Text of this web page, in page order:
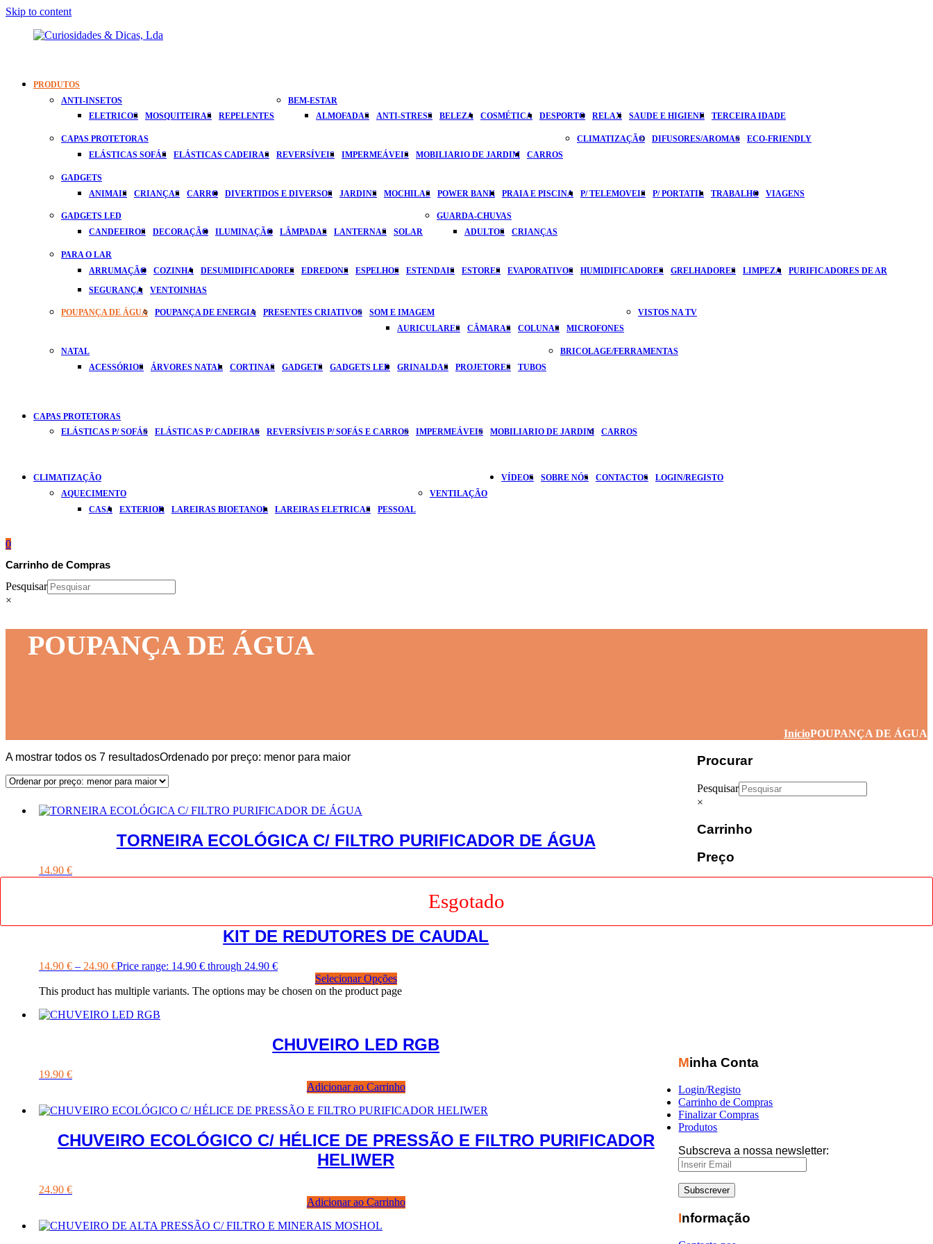
Skip to content
Por
PRODUTOS
ANTI-INSETOS
ELETRICOS
MOSQUITEIRAS REPELENTES
BEM-ESTAR
ALMOFADAS
ANTI-STRESS BELEZA COSMÉTICA DESPORTO RELAX SAUDE E HIGIENE TERCEIRA IDADE
CAPAS PROTETORAS
ELÁSTICAS SOFÁS
ELÁSTICAS CADEIRAS REVERSÍVEIS IMPERMEÁVEIS MOBILIARIO DE JARDIM CARROS
CLIMATIZAÇÃO DIFUSORES/AROMAS ECO-FRIENDLY
GADGETS
ANIMAIS
CRIANÇAS CARRO DIVERTIDOS E DIVERSOS JARDINS MOCHILAS POWER BANK PRAIA E PISCINA P/ TELEMOVEIS P/ PORTATIL TRABALHO VIAGENS
GADGETS LED
CANDEEIROS
DECORAÇÃO ILUMINAÇÃO LÂMPADAS LANTERNAS SOLAR
GUARDA-CHUVAS
ADULTOS
CRIANÇAS
PARA O LAR
ARRUMAÇÃO
COZINHA DESUMIDIFICADORES EDREDONS ESPELHOS ESTENDAIS ESTORES EVAPORATIVOS HUMIDIFICADORES GRELHADORES LIMPEZA
PURIFICADORES DE AR
SEGURANÇA
VENTOINHAS
POUPANÇA DE ÁGUA POUPANÇA DE ENERGIA PRESENTES CRIATIVOS
SOM E IMAGEM
AURICULARES
CÂMARAS COLUNAS MICROFONES
VISTOS NA TV
NATAL
ACESSÓRIOS
ÁRVORES NATAL CORTINAS GADGETS GADGETS LED GRINALDAS PROJETORES TUBOS
BRICOLAGE/FERRAMENTAS
CAPAS PROTETORAS
ELÁSTICAS P/ SOFÁS
ELÁSTICAS P/ CADEIRAS REVERSÍVEIS P/ SOFÁS E CARROS IMPERMEÁVEIS MOBILIARIO DE JARDIM CARROS
CLIMATIZAÇÃO
AQUECIMENTO
CASA
EXTERIOR LAREIRAS BIOETANOL LAREIRAS ELETRICAS PESSOAL
VENTILAÇÃO
VÍDEOS SOBRE NÓS CONTACTOS LOGIN/REGISTO
0
Carrinho de Compras
Pesquisar
×
POUPANÇA DE ÁGUA
InícioPOUPANÇA DE ÁGUA
A mostrar todos os 7 resultadosOrdenado por preço: menor para maior
TORNEIRA ECOLÓGICA C/ FILTRO PURIFICADOR DE ÁGUA
14.90 €
KIT DE REDUTORES DE CAUDAL
14.90 € – 24.90 €Price range: 14.90 € through 24.90 €
Selecionar Opções
This product has multiple variants. The options may be chosen on the product page
CHUVEIRO LED RGB
19.90 €
Adicionar ao Carrinho
CHUVEIRO ECOLÓGICO C/ HÉLICE DE PRESSÃO E FILTRO PURIFICADOR
HELIWER
24.90 €
Adicionar ao Carrinho
Procurar
Pesquisar
×
Carrinho
Preço
Minha Conta
Login/Registo
Carrinho de Compras
Finalizar Compras
Produtos
Subscreva a nossa newsletter:
Informação